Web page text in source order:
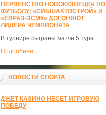
ПЕРВЕНСТВО НОВОКУЗНЕЦКА ПО
ФУТБОЛУ: «СИБШАХТОСТРОЙ» И
«ЕВРАЗ-ЗСМК» ДОГОНЯЮТ
ЛИДЕРА ЧЕМПИОНАТА
В турнире сыграны матчи 5 тура.
Подробнее...
НОВОСТИ СПОРТА
ДЖЕТ КАЗИНО НЕСЕТ ИГРОВУЮ
ПОБЕДУ